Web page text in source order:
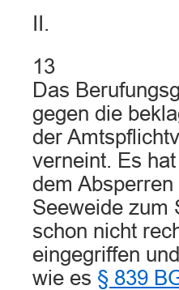
II.
13
Das
gegen die
der
verneint. Es
dem
Seeweide zum
schon nicht
eingegriffen
wie es § 839